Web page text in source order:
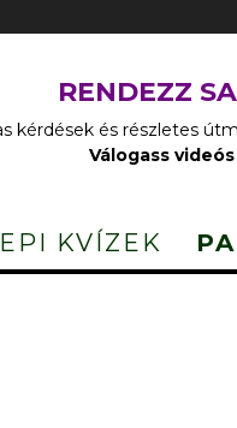
RENDEZZ
kérdések és részletes
Válogass
KVÍZEK